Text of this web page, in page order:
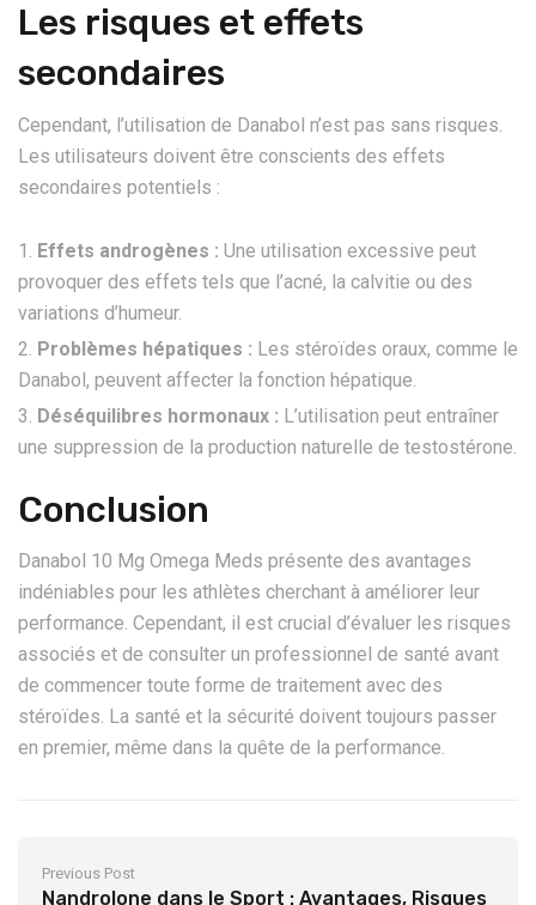
Les risques et effets
secondaires
Cependant, l’utilisation de Danabol n’est pas sans risques.
Les utilisateurs doivent être conscients des effets
secondaires potentiels :
Effets androgènes : Une utilisation excessive peut
provoquer des effets tels que l’acné, la calvitie ou des
variations d’humeur.
Problèmes hépatiques : Les stéroïdes oraux, comme le
Danabol, peuvent affecter la fonction hépatique.
Déséquilibres hormonaux : L’utilisation peut entraîner
une suppression de la production naturelle de testostérone.
Conclusion
Danabol 10 Mg Omega Meds présente des avantages
indéniables pour les athlètes cherchant à améliorer leur
performance. Cependant, il est crucial d’évaluer les risques
associés et de consulter un professionnel de santé avant
de commencer toute forme de traitement avec des
stéroïdes. La santé et la sécurité doivent toujours passer
en premier, même dans la quête de la performance.
Previous Post
Nandrolone dans le Sport : Avantages, Risques